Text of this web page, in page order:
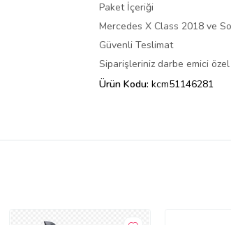
Paket İçeriği
Mercedes X Class 2018 ve
Güvenli Teslimat
Siparişleriniz darbe emici
Ürün Kodu: kcm51146281